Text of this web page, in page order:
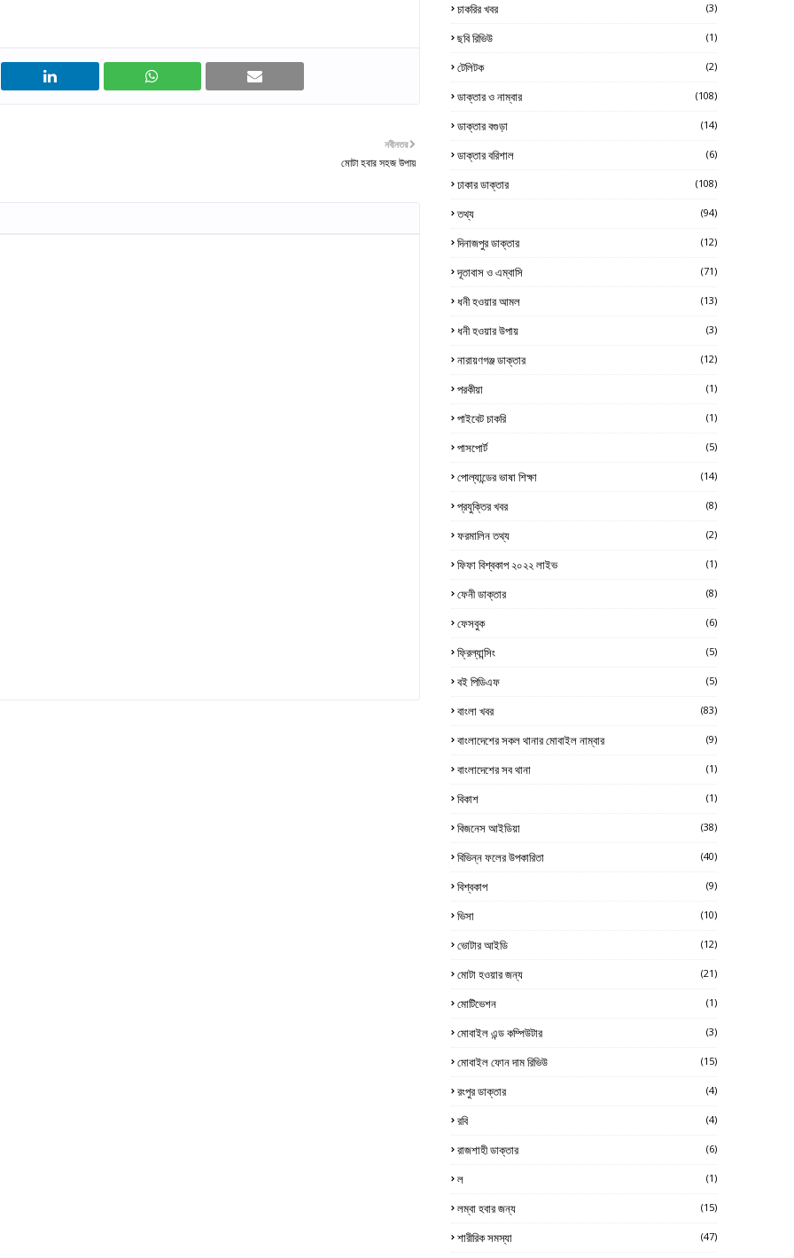
নবীনতর
মোটা হবার সহজ উপায়
চাকরির খবর (3)
ছবি রিভিউ (1)
টেলিটক (2)
ডাক্তার ও নাম্বার (108)
ডাক্তার বগুড়া (14)
ডাক্তার বরিশাল (6)
ঢাকার ডাক্তার (108)
তথ্য (94)
দিনাজপুর ডাক্তার (12)
দূতাবাস ও এম্বাসি (71)
ধনী হওয়ার আমল (13)
ধনী হওয়ার উপায় (3)
নারায়ণগঞ্জ ডাক্তার (12)
পরকীয়া (1)
পাইবেট চাকরি (1)
পাসপোর্ট (5)
পোল্যান্ডের ভাষা শিক্ষা (14)
প্রযুক্তির খবর (8)
ফরমালিন তথ্য (2)
ফিফা বিশ্বকাপ ২০২২ লাইভ (1)
ফেনী ডাক্তার (8)
ফেসবুক (6)
ফ্রিল্যান্সিং (5)
বই পিডিএফ (5)
বাংলা খবর (83)
বাংলাদেশের সকল থানার মোবাইল নাম্বার (9)
বাংলাদেশের সব থানা (1)
বিকাশ (1)
বিজনেস আইডিয়া (38)
বিভিন্ন ফলের উপকারিতা (40)
বিশ্বকাপ (9)
ভিসা (10)
ভোটার আইডি (12)
মোটা হওয়ার জন্য (21)
মোটিভেশন (1)
মোবাইল এন্ড কম্পিউটার (3)
মোবাইল ফোন দাম রিভিউ (15)
রংপুর ডাক্তার (4)
রবি (4)
রাজশাহী ডাক্তার (6)
ল (1)
লম্বা হবার জন্য (15)
শারীরিক সমস্যা (47)